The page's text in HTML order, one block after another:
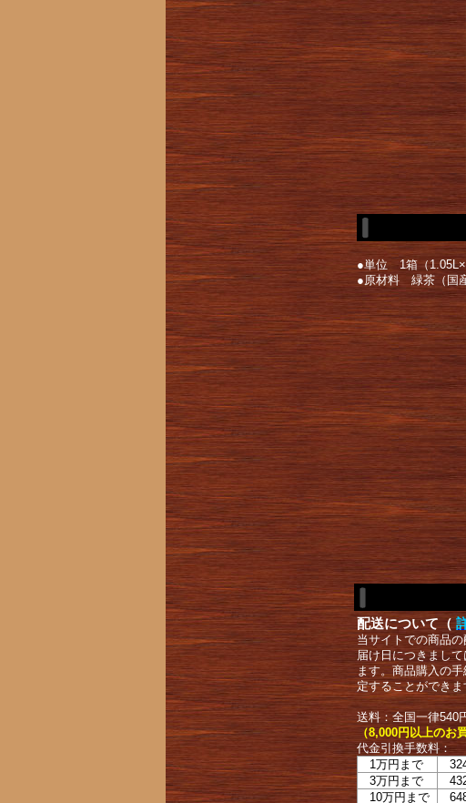
●単位 1箱（
●原材料 緑茶（国
配送について（
当サイトでの商品
届け日につきまし
ます。商品購入の
定することができま
送料：全国一律540
（8,000円以上のお
代金引換手数料：
1万円まで
3万円まで
10万円まで